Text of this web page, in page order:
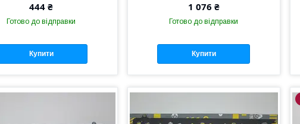
444 ₴
Готово до відправки
Купити
1 076 ₴
Готово до відправки
Купити